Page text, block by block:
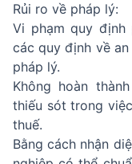
Rủi ro về pháp lý:
Vi phạm quy định
các quy định về
pháp lý.
Không hoàn
thiếu sót trong
thuế.
Bằng cách nhận